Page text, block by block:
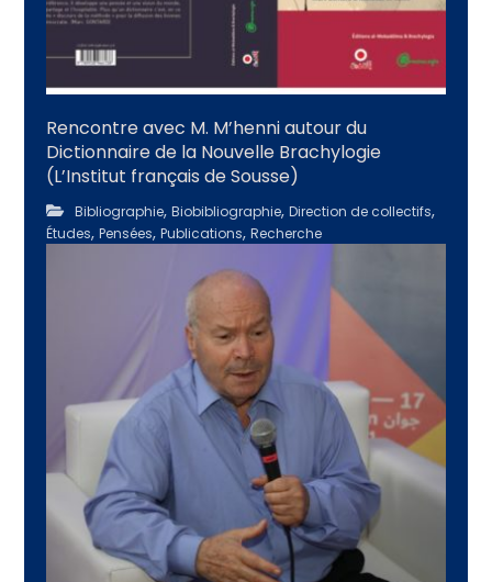
Rencontre avec M. M’henni autour du
Dictionnaire de la Nouvelle Brachylogie
(L’Institut français de Sousse)
Bibliographie,Biobibliographie,Direction de collectifs,
Études,Pensées,Publications,Recherche